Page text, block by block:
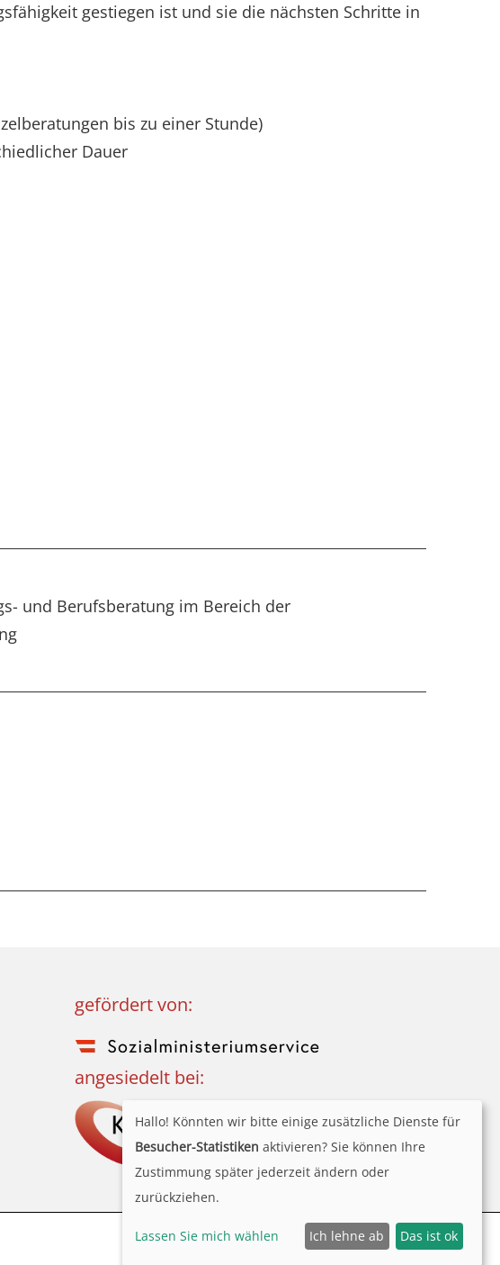
gestiegen ist und sie die nächsten Schritte in
bis zu einer Stunde)
Dauer
und Berufsberatung im Bereich der
gefördert von:
angesiedelt bei:
Barrierefreiheit Datenschutz Impressum
Hallo! Könnten wir bitte einige zusätzliche Dienste für
Besucher-Statistiken aktivieren? Sie können Ihre
Zustimmung später jederzeit ändern oder
zurückziehen.
Lassen Sie mich wählen Ich lehne ab Das ist ok